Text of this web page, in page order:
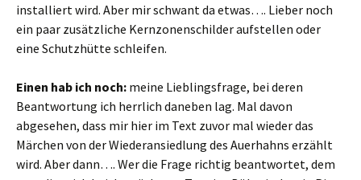
installiert wird. Aber mir schwant da etwas…. Lieber noch
ein paar zusätzliche Kernzonenschilder aufstellen oder
eine Schutzhütte schleifen.
Einen hab ich noch: meine Lieblingsfrage, bei deren
Beantwortung ich herrlich daneben lag. Mal davon
abgesehen, dass mir hier im Text zuvor mal wieder das
Märchen von der Wiederansiedlung des Auerhahns erzählt
wird. Aber dann…. Wer die Frage richtig beantwortet, dem